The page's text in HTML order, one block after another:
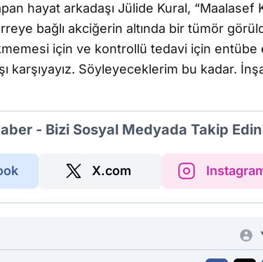
hayat arkadaşı Jülide Kural, “Maalasef
bağlı akciğerin altında bir tümör
için ve kontrollü tedavi için entübe
karşıyayız. Söyleyeceklerim bu kadar.
- Bizi Sosyal Medyada Takip
X.com